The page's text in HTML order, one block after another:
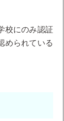
校にのみ認証
められている